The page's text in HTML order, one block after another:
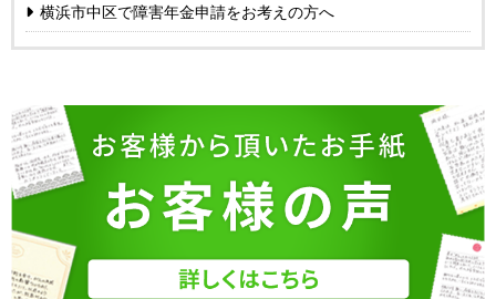
横浜市中区で障害年金申請をお考えの方へ